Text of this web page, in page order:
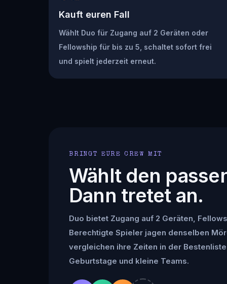
Kauft euren Fall
Wählt Duo für Zugang auf 2 Geräten oder
Fellowship für bis zu 5, schaltet sofort frei
und spielt jederzeit erneut.
BRINGT EURE CREW MIT
Wählt den
Dann tretet an.
Duo bietet Zugang auf 2 Geräten,
Berechtigte Spieler jagen denselben
vergleichen ihre Zeiten in der Bestenliste
Geburtstage und kleine Teams.